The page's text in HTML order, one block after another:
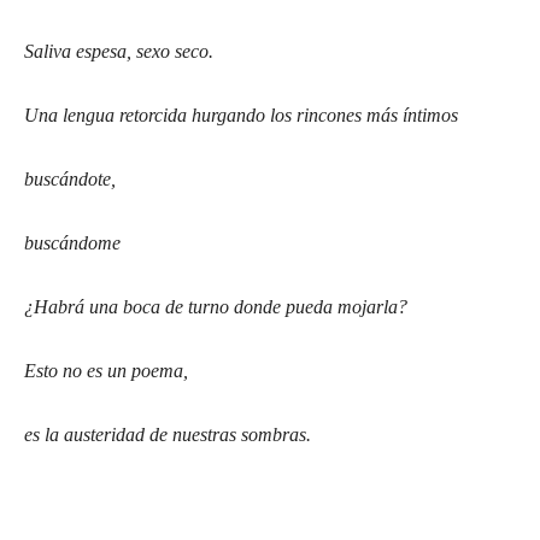
Saliva espesa, sexo seco.
Una lengua retorcida hurgando los rincones más íntimos
buscándote,
buscándome
¿Habrá una boca de turno donde pueda mojarla?
Esto no es un poema,
es la austeridad de nuestras sombras.